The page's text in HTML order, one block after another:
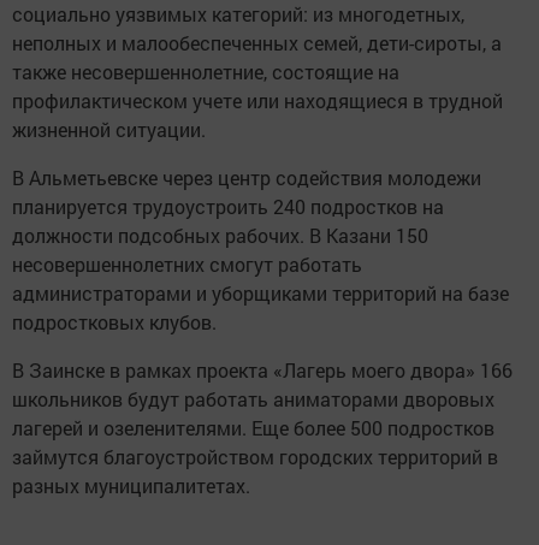
социально уязвимых категорий: из многодетных,
неполных и малообеспеченных семей, дети-сироты, а
также несовершеннолетние, состоящие на
профилактическом учете или находящиеся в трудной
жизненной ситуации.
В Альметьевске через центр содействия молодежи
планируется трудоустроить 240 подростков на
должности подсобных рабочих. В Казани 150
несовершеннолетних смогут работать
администраторами и уборщиками территорий на базе
подростковых клубов.
В Заинске в рамках проекта «Лагерь моего двора» 166
школьников будут работать аниматорами дворовых
лагерей и озеленителями. Еще более 500 подростков
займутся благоустройством городских территорий в
разных муниципалитетах.